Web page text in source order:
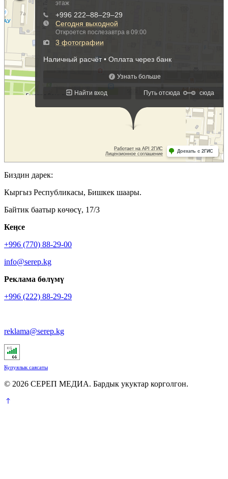
Биздин дарек:
Кыргыз Республикасы, Бишкек шаары.
Байтик баатыр көчөсү, 17/3
Кеӊсе
+996 (770) 88-29-00
info@serep.kg
Реклама бөлүмү
+996 (222) 88-29-29
reklama@serep.kg
Купуялык саясаты
© 2026 СЕРЕП МЕДИА. Бардык укуктар корголгон.